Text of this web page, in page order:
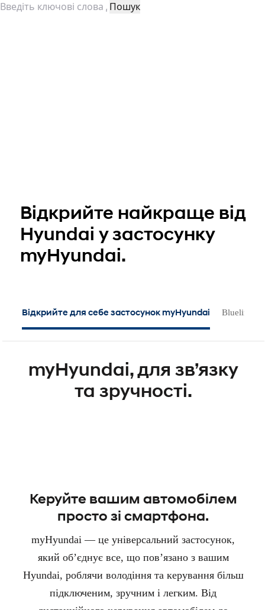
Відкрийте найкраще від
Hyundai у застосунку
myHyundai.
Відкрийте для себе застосунок myHyundai Bluelink
myHyundai, для зв’язку
та зручності.
Керуйте вашим автомобілем
просто зі смартфона.
myHyundai — це універсальний застосунок,
який об’єднує все, що пов’язано з вашим
Hyundai, роблячи володіння та керування більш
підключеним, зручним і легким. Від